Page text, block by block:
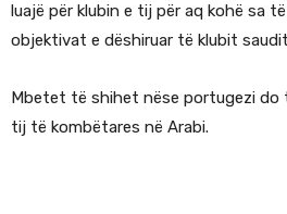
luajë për klubin e tij për aq kohë sa
objektivat e dëshiruar të klubit
Mbetet të shihet nëse portugezi do
tij të kombëtares në Arabi.